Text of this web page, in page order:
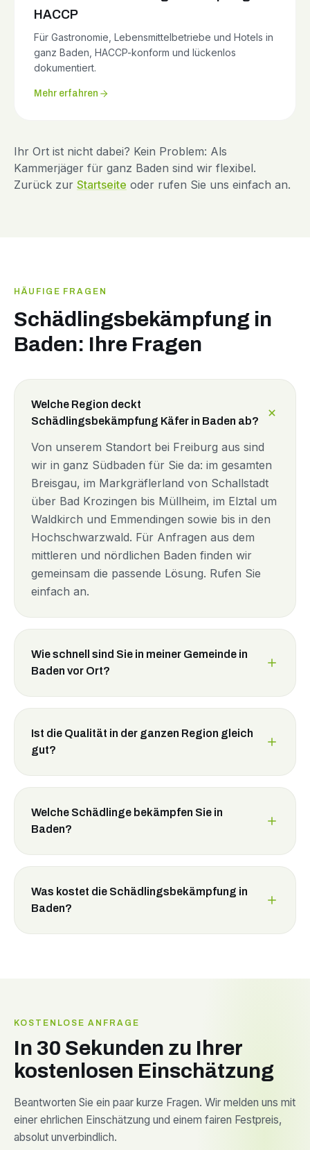
HACCP
Für Gastronomie, Lebensmittelbetriebe und Hotels in
ganz Baden, HACCP-konform und lückenlos
dokumentiert.
Mehr erfahren
Ihr Ort ist nicht dabei? Kein Problem: Als
Kammerjäger für ganz Baden sind wir flexibel.
Zurück zur Startseite oder rufen Sie uns einfach an.
HÄUFIGE FRAGEN
Schädlingsbekämpfung in
Baden: Ihre Fragen
Welche Region deckt
Schädlingsbekämpfung Käfer in Baden ab?
Von unserem Standort bei Freiburg aus sind
wir in ganz Südbaden für Sie da: im gesamten
Breisgau, im Markgräflerland von Schallstadt
über Bad Krozingen bis Müllheim, im Elztal um
Waldkirch und Emmendingen sowie bis in den
Hochschwarzwald. Für Anfragen aus dem
mittleren und nördlichen Baden finden wir
gemeinsam die passende Lösung. Rufen Sie
einfach an.
Wie schnell sind Sie in meiner Gemeinde in
Baden vor Ort?
Ist die Qualität in der ganzen Region gleich
gut?
Welche Schädlinge bekämpfen Sie in
Baden?
Was kostet die Schädlingsbekämpfung in
Baden?
KOSTENLOSE ANFRAGE
In 30 Sekunden zu Ihrer
kostenlosen Einschätzung
Beantworten Sie ein paar kurze Fragen. Wir melden uns mit
einer ehrlichen Einschätzung und einem fairen Festpreis,
absolut unverbindlich.